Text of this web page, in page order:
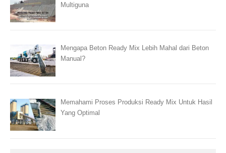
Multiguna
Mengapa Beton Ready Mix Lebih Mahal dari Beton
Manual?
Memahami Proses Produksi Ready Mix Untuk Hasil
Yang Optimal